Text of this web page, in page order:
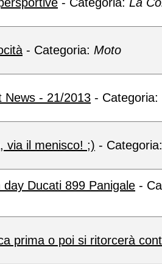
- Categoria: Moto
News - 21/2013 - Categoria:
via il menisco! ;) -
Ducati 899 Panigale -
prima o poi si ritorcerà